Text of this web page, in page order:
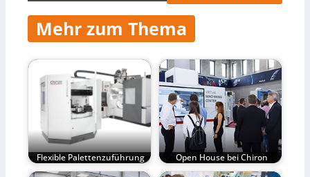
Mehr zum Thema
Flexible Palettenzuführung Open House bei Chiron